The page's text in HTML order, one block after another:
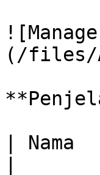
(/files/
|